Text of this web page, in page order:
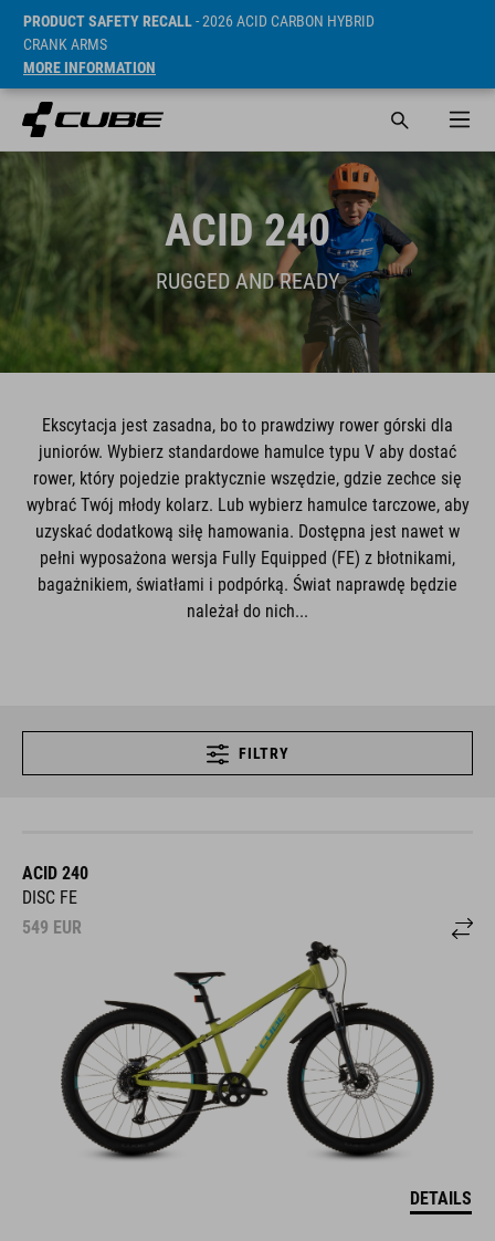
PRODUCT SAFETY RECALL- 2026 ACID CARBON HYBRID
CRANK ARMS
MORE INFORMATION
ACID 240
RUGGED AND READY
Ekscytacja jest zasadna, bo to prawdziwy rower górski dla
juniorów. Wybierz standardowe hamulce typu V aby dostać
rower, który pojedzie praktycznie wszędzie, gdzie zechce się
wybrać Twój młody kolarz. Lub wybierz hamulce tarczowe, aby
uzyskać dodatkową siłę hamowania. Dostępna jest nawet w
pełni wyposażona wersja Fully Equipped (FE) z błotnikami,
bagażnikiem, światłami i podpórką. Świat naprawdę będzie
należał do nich...
FILTRY
ACID 240
DISC FE
549 EUR
DETAILS